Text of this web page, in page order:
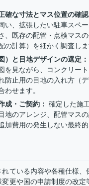
確な寸法とマス位置の確認
い、拡張したい駐車スペ
、既存の配管・点検マス
の計算）を細かく調査しま
）と目地デザインの選定：
を見ながら、コンクリー
防止用の目地の入れ方（
わせます。
成・ご契約： 確定した施
地のアレンジ、配管マス
加費用の発生しない最終
ている内容や各種仕様、
変更や国の申請制度の改